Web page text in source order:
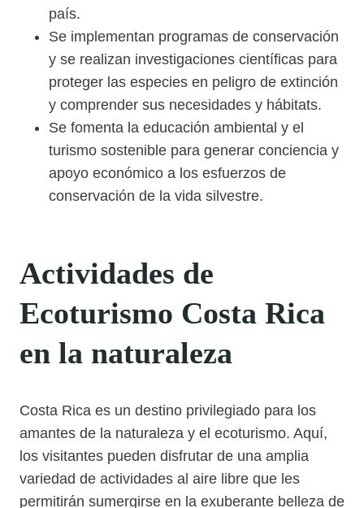
país.
Se implementan programas de conservación
y se realizan investigaciones científicas para
proteger las especies en peligro de extinción
y comprender sus necesidades y hábitats.
Se fomenta la educación ambiental y el
turismo sostenible para generar conciencia y
apoyo económico a los esfuerzos de
conservación de la vida silvestre.
Actividades de
Ecoturismo Costa Rica
en la naturaleza
Costa Rica es un destino privilegiado para los
amantes de la naturaleza y el ecoturismo. Aquí,
los visitantes pueden disfrutar de una amplia
variedad de actividades al aire libre que les
permitirán sumergirse en la exuberante belleza de